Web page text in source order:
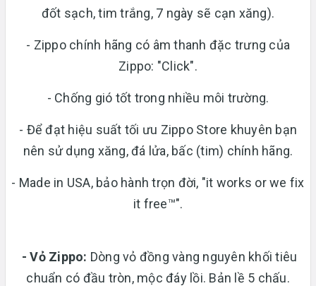
đốt sạch, tim trắng, 7 ngày sẽ cạn xăng).
- Zippo chính hãng có âm thanh đặc trưng của
Zippo: "Click".
- Chống gió tốt trong nhiều môi trường.
- Để đạt hiệu suất tối ưu Zippo Store khuyên bạn
nên sử dụng xăng, đá lửa, bấc (tim) chính hãng.
- Made in USA, bảo hành trọn đời, "it works or we fix
it free™".
- Vỏ Zippo: Dòng vỏ đồng vàng nguyên khối tiêu
chuẩn có đầu tròn, mộc đáy lồi. Bản lề 5 chấu.